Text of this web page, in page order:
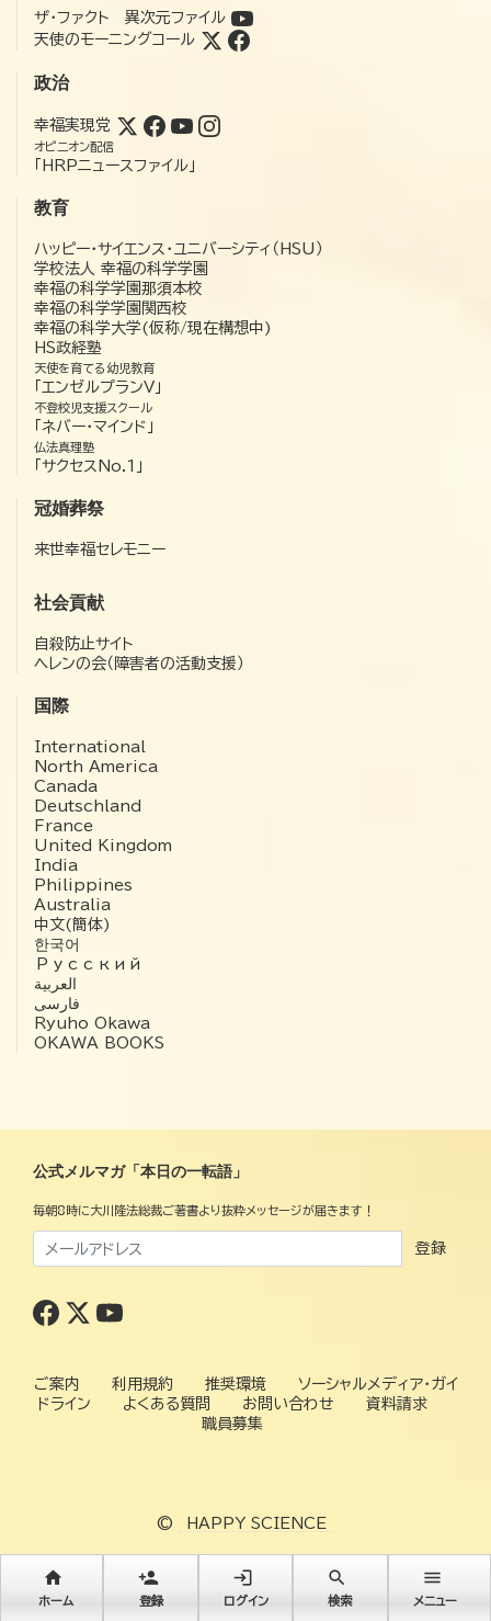
ザ・ファクト 異次元ファイル
天使のモーニングコール
政治
幸福実現党
オピニオン配信
「HRPニュースファイル」
教育
ハッピー・サイエンス・ユニバーシティ（HSU）
学校法人 幸福の科学学園
幸福の科学学園那須本校
幸福の科学学園関西校
幸福の科学大学(仮称/現在構想中)
HS政経塾
天使を育てる幼児教育
「エンゼルプランV」
不登校児支援スクール
「ネバー・マインド」
仏法真理塾
「サクセスNo.1」
冠婚葬祭
来世幸福セレモニー
社会貢献
自殺防止サイト
ヘレンの会（障害者の活動支援）
国際
International
North America
Canada
Deutschland
France
United Kingdom
India
Philippines
Australia
中文(簡体)
한국어
Русский
العربية‏
فارسی
Ryuho Okawa
OKAWA BOOKS
公式メルマガ「本日の一転語」
毎朝8時に大川隆法総裁ご著書より抜粋メッセージが届きます！
登録
ご案内 利用規約 推奨環境
ソーシャルメディア・ガイ
ドライン
よくある質問 お問い合わせ
資料請求
職員募集
© HAPPY SCIENCE
home
ホーム
person_add
登録
login
ログイン
search
検索
menu
メニュー